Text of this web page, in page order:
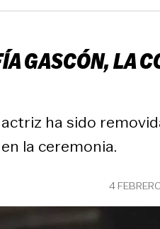
GASCÓN, LA
ha sido
la ceremonia.
4